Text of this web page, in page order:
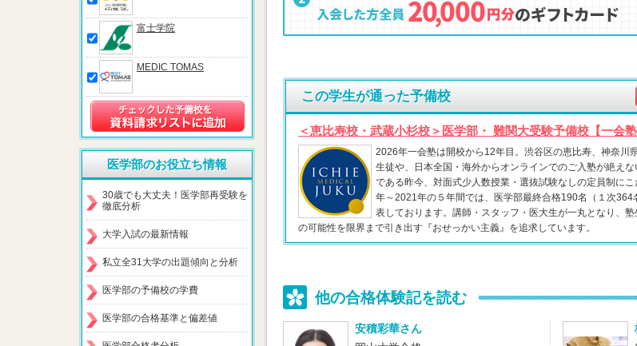
この学生が通った予備校
＜恵比寿校・武蔵小杉校＞医学部・ 難関大受験予備校【一会塾
2026年一会塾は開校から12年目。渋谷区の恵比寿、神奈川
生徒や、日本全国・海外からオンラインでのご入塾が絶え
である昨今、対面式少人数授業・選抜試験なしの定員制に
年～2021年の５年間では、医学部最終合格190名（１次
表しております。講師・スタッフ・医大生が一丸となり、
の可能性を限界まで引き出す『おせっかい主義』を追求しています。
他の合格体験記を読む
安積彩華さん
富士学院
MEDIC TOMAS
医学部のお役立ち情報
30歳でも大丈夫！医学部再受験を
徹底分析
大学入試の最新情報
私立全31大学の出題傾向と分析
医学部の予備校の学費
医学部の合格基準と偏差値